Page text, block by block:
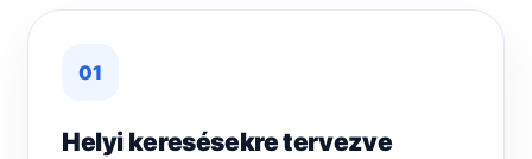
01
Helyi keresésekre tervezve